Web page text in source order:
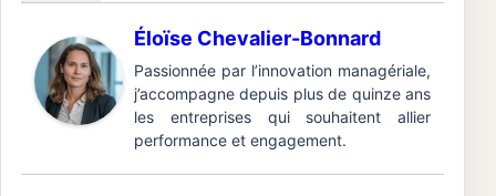
Éloïse Chevalier-Bonnard
Passionnée par l’innovation managériale,
j’accompagne depuis plus de quinze ans
les entreprises qui souhaitent allier
performance et engagement.